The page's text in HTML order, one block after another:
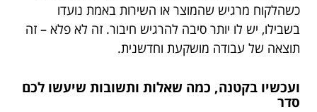
כשהלקוח מרגיש שהמוצר או השירות באמת נועדו
בשבילו, יש לו יותר סיבה להרגיש חיבור. זה לא פלא – זה
תוצאה של עבודה מושקעת וחדשנית.
ועכשיו בקטנה, כמה שאלות ותשובות שיעשו לכם
סדר